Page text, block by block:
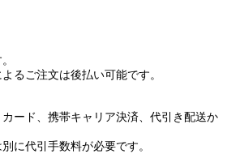
るご注文は後払い可能です。
ード、携帯キャリア決済、代引き配送か
に代引手数料が必要です。